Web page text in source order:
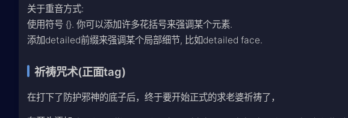
关于重音方式:
使用符号 {}. 你可以添加许多花括号来强调某个元素.
添加detailed前缀来强调某个局部细节, 比如detailed face.
祈祷咒术(正面tag)
在打下了防护邪神的底子后，终于要开始正式的求老婆祈祷了，